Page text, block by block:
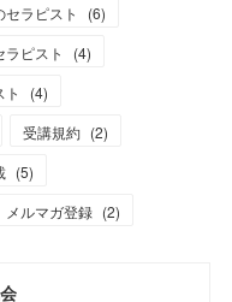
ラピスト (6)
ラピスト (4)
(4)
受講規約 (2)
(5)
メルマガ登録 (2)